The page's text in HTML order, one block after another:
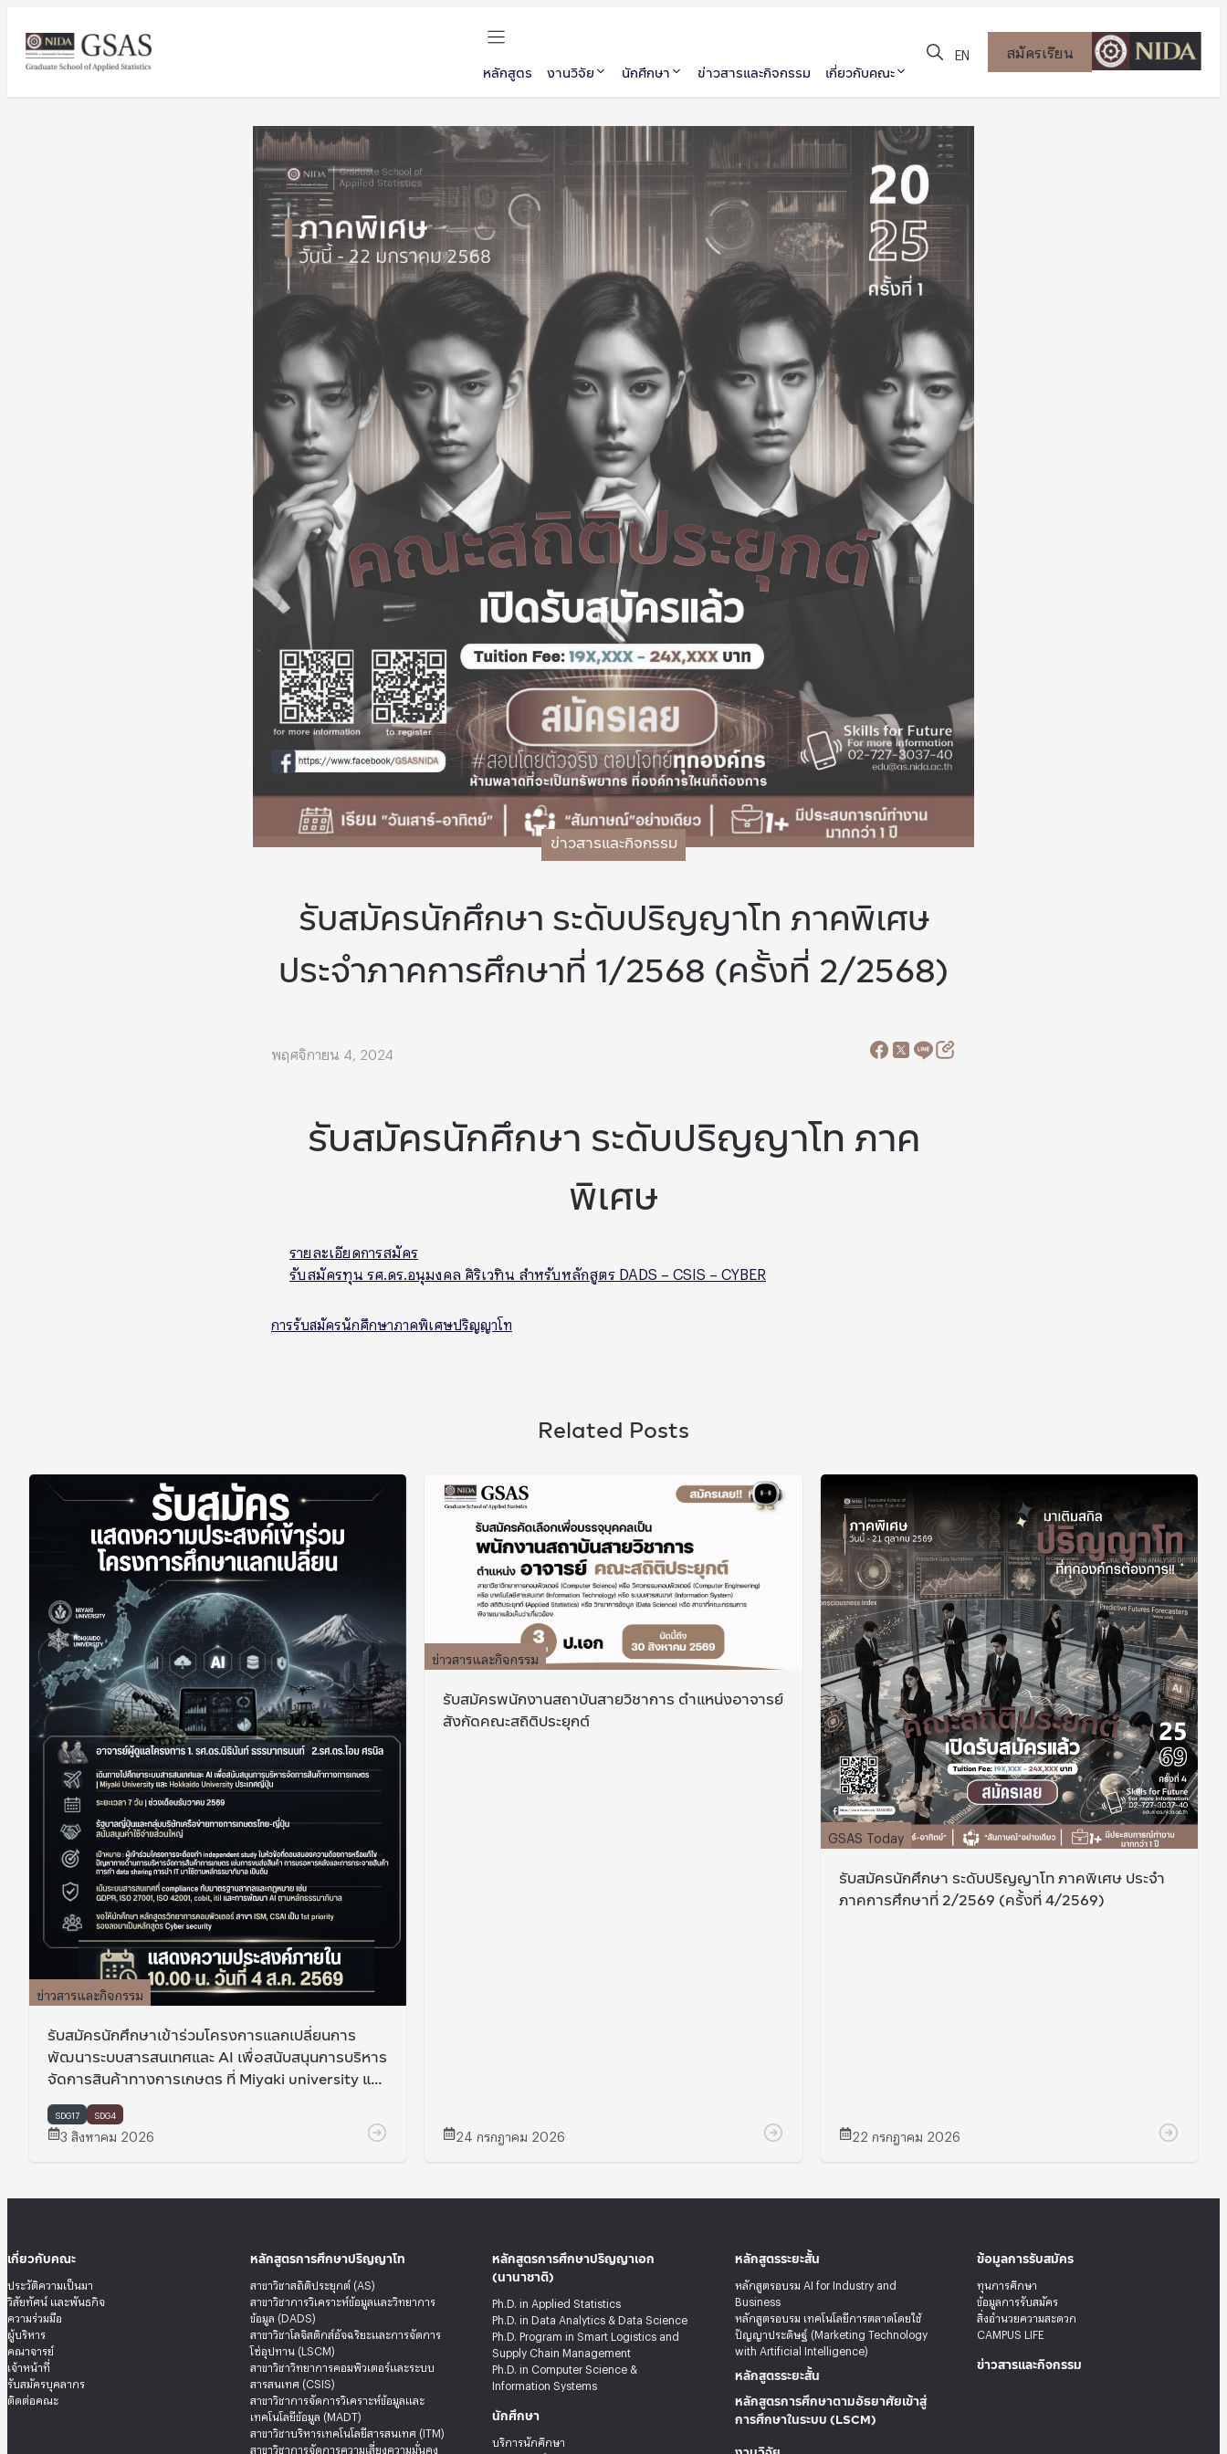
หลักสูตร งานวิจัย นักศึกษา ข่าวสารและกิจกรรม เกี่ยวกับคณะ
EN สมัครเรียน
ข่าวสารและกิจกรรม
รับสมัครนักศึกษา ระดับปริญญาโท ภาคพิเศษ
ประจำภาคการศึกษาที่ 1/2568 (ครั้งที่ 2/2568)
พฤศจิกายน 4, 2024
รับสมัครนักศึกษา ระดับปริญญาโท ภาค
พิเศษ
รายละเอียดการสมัคร
รับสมัครทุน รศ.ดร.อนุมงคล ศิริเวทิน สำหรับหลักสูตร DADS – CSIS – CYBER
การรับสมัครนักศึกษาภาคพิเศษปริญญาโท
Related Posts
ข่าวสารและกิจกรรม
รับสมัครนักศึกษาเข้าร่วมโครงการแลกเปลี่ยนการ
พัฒนาระบบสารสนเทศและ AI เพื่อสนับสนุนการบริหาร
จัดการสินค้าทางการเกษตร ที่ Miyaki university และ
Hokkaido university ประเทศญี่ปุ่น
SDG17 SDG4
3 สิงหาคม 2026
ข่าวสารและกิจกรรม
รับสมัครพนักงานสถาบันสายวิชาการ ตำแหน่งอาจารย์
สังกัดคณะสถิติประยุกต์
24 กรกฎาคม 2026
GSAS Today
รับสมัครนักศึกษา ระดับปริญญาโท ภาคพิเศษ ประจำ
ภาคการศึกษาที่ 2/2569 (ครั้งที่ 4/2569)
22 กรกฎาคม 2026
เกี่ยวกับคณะ
ประวัติความเป็นมา
วิสัยทัศน์ และพันธกิจ
ความร่วมมือ
ผู้บริหาร
คณาจารย์
เจ้าหน้าที่
รับสมัครบุคลากร
ติดต่อคณะ
หลักสูตรการศึกษาปริญญาโท
สาขาวิชาสถิติประยุกต์ (AS)
สาขาวิชาการวิเคราะห์ข้อมูลและวิทยาการ
ข้อมูล (DADS)
สาขาวิชาโลจิสติกส์อัจฉริยะและการจัดการ
โซ่อุปทาน (LSCM)
สาขาวิชาวิทยาการคอมพิวเตอร์และระบบ
สารสนเทศ (CSIS)
สาขาวิชาการจัดการวิเคราะห์ข้อมูลและ
เทคโนโลยีข้อมูล (MADT)
สาขาวิชาบริหารเทคโนโลยีสารสนเทศ (ITM)
สาขาวิชาการจัดการความเสี่ยงความมั่นคง
หลักสูตรการศึกษาปริญญาเอก
(นานาชาติ)
Ph.D. in Applied Statistics
Ph.D. in Data Analytics & Data Science
Ph.D. Program in Smart Logistics and
Supply Chain Management
Ph.D. in Computer Science &
Information Systems
นักศึกษา
บริการนักศึกษา
หลักสูตรระยะสั้น
หลักสูตรอบรม AI for Industry and
Business
หลักสูตรอบรม เทคโนโลยีการตลาดโดยใช้
ปัญญาประดิษฐ์ (Marketing Technology
with Artificial Intelligence)
หลักสูตรระยะสั้น
หลักสูตรการศึกษาตามอัธยาศัยเข้าสู่
การศึกษาในระบบ (LSCM)
ข้อมูลการรับสมัคร
ทุนการศึกษา
ข้อมูลการรับสมัคร
สิ่งอำนวยความสะดวก
CAMPUS LIFE
ข่าวสารและกิจกรรม